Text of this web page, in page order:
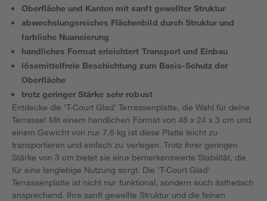
Oberfläche und Kanten mit sanft gewellter Struktur
abwechslungsreiches Flächenbild durch Struktur und
farbliche Nuancierung
handliches Format erleichtert Transport und Einbau
lösemittelfreie Beschichtung zum Basis-Schutz der
Oberfläche
trotz geringer Stärke sehr robust
Entdecke die 'T-Court Glad' Terrassenplatte, die Wahl für deine
Terrasse! Mit einem handlichen Format von 48 x 24 x 3 cm und
einem Gewicht von nur 7,6 kg ist diese Platte leicht zu
transportieren und einfach zu verlegen. Trotz ihrer geringen
Stärke von 3 cm bietet sie eine bemerkenswerte Stabilität, die
für eine langlebige Nutzung sorgt. Die 'T-Court Glad'
Terrassenplatte ist nicht nur funktional, sondern auch ästhetisch
ansprechend. Ihre sanft gewellte Struktur und die feinen